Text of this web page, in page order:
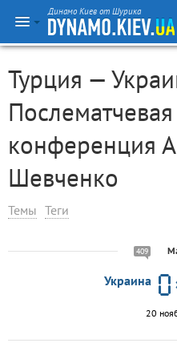
Динамо Киев от Шурика
Турция —
конференция
Шевченко
Темы Теги
409
Украина
20